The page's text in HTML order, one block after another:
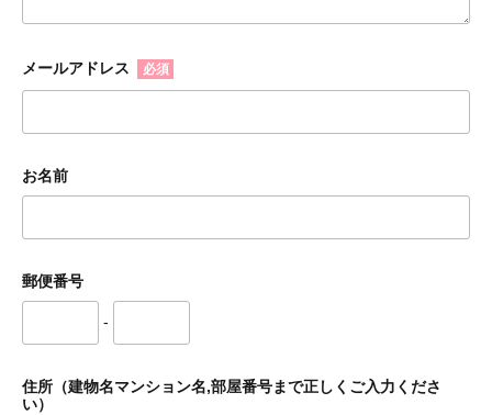
メールアドレス 必須
お名前
郵便番号
-
住所（建物名マンション名,部屋番号まで正しくご入力くださ
い）